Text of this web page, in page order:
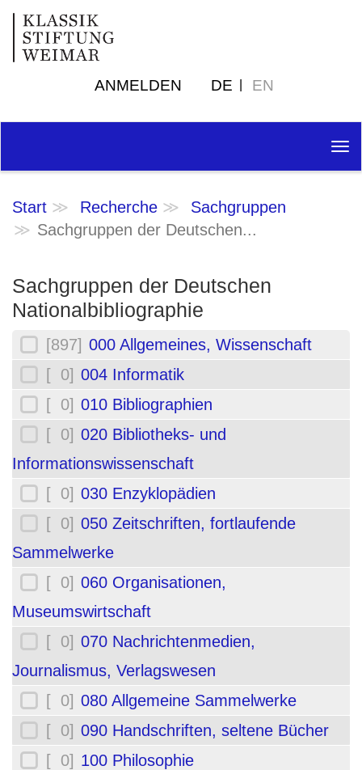
ANMELDEN DE EN
Start Recherche
Sachgruppen
Sachgruppen der Deutschen...
Sachgruppen der Deutschen
Nationalbibliographie
[897] 000 Allgemeines, Wissenschaft
[ 0] 004 Informatik
[ 0] 010 Bibliographien
[ 0] 020 Bibliotheks- und
Informationswissenschaft
[ 0] 030 Enzyklopädien
[ 0] 050 Zeitschriften, fortlaufende
Sammelwerke
[ 0] 060 Organisationen,
Museumswirtschaft
[ 0] 070 Nachrichtenmedien,
Journalismus, Verlagswesen
[ 0] 080 Allgemeine Sammelwerke
[ 0] 090 Handschriften, seltene Bücher
[ 0] 100 Philosophie